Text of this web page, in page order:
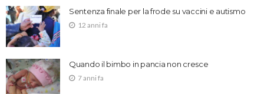
Sentenza finale per la frode su vaccini e autismo
12 anni fa
Quando il bimbo in pancia non cresce
7 anni fa